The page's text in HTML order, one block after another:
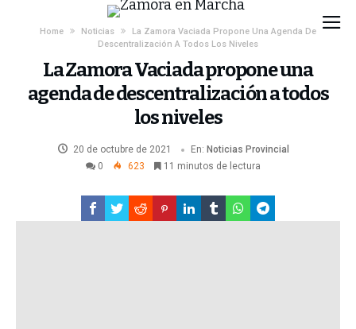
Home Noticias
La Zamora Vaciada Propone Una Agenda De
Descentralización A Todos Los Niveles
La Zamora Vaciada propone una
agenda de descentralización a todos
los niveles
20 de octubre de 2021 En: Noticias Provincial
0
623 11 minutos de lectura